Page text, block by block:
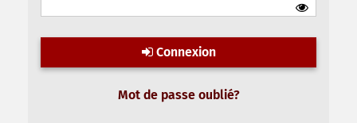
Connexion
Mot de passe oublié?